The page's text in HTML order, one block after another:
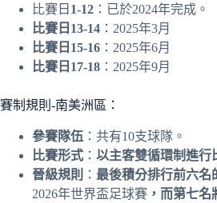
比賽日 1-12 ：已於2024年完成。
比賽日13-14 ：2025年3月
比賽日15-16 ：2025年6月
比賽日17-18 ：2025年9月
賽制規則-南美洲區：
參賽隊伍 ：共有10支球隊。
比賽形式 ： 以主客雙循環制進行
晉級規則
： 最後積分排行前六名
2026年世界盃足球賽 ，而第七名